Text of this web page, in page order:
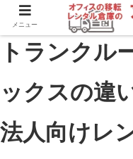
トランクル
ックスの違
法人向けレ
メニュー